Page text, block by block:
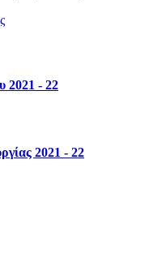
2021 - 22
2021 - 22